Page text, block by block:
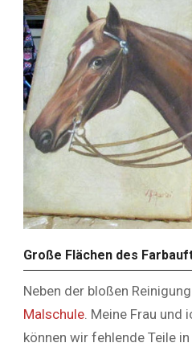
Große Flächen des
Neben der bloßen
Malschule . Meine Frau und
können wir fehlende Teile